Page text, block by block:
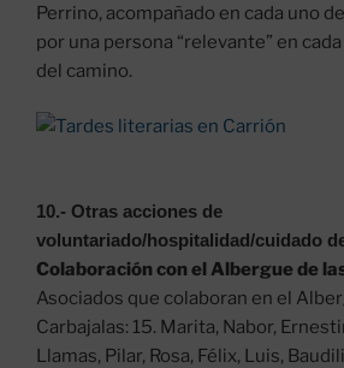
Perrino, acompañado en cada uno
por una persona “relevante” en
del camino.
10.- Otras acciones de
voluntariado/hospitalidad/cuidado
Colaboración con el Albergue de
Asociados que colaboran en el
Carbajalas: 15. Marita, Nabor,
Llamas, Pilar, Rosa, Félix, Luis,